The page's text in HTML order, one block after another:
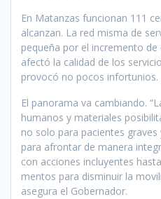
En Matanzas funcionan 111
alcan­zan. La red misma de
pequeña por el incre­mento
afectó la calidad de los
pro­vocó no pocos infortunios.
El panorama va cambiando.
humanos y materiales
no solo para pacientes
para afrontar de manera
con acciones incluyen­tes
mentos para disminuir la
asegura el Gobernador.